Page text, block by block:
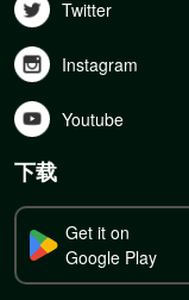
Twitter
Instagram
Youtube
下载
Get it on
Google Play